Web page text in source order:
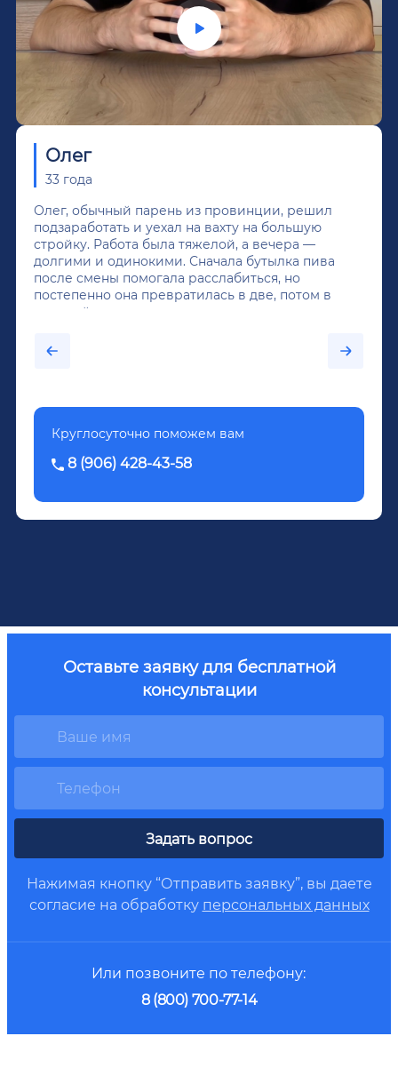
Олег
33 года
Олег, обычный парень из провинции, решил
подзаработать и уехал на вахту на большую
стройку. Работа была тяжелой, а вечера —
долгими и одинокими. Сначала бутылка пива
после смены помогала расслабиться, но
постепенно она превратилась в две, потом в
крепкий алкоголь, и вот он уже пил почти
было назначено кодирование по методу
Довженко.
Круглосуточно поможем вам
8 (906) 428-43-58
Оставьте заявку для бесплатной
консультации
Задать вопрос
Нажимая кнопку “Отправить заявку”, вы даете
согласие на обработку персональных данных
Или позвоните по телефону:
8 (800) 700-77-14